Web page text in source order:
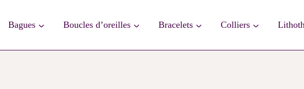
Bagues Boucles d’oreilles Bracelets Colliers